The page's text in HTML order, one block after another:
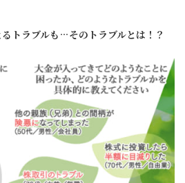
トラブルも…そのトラブルとは！？